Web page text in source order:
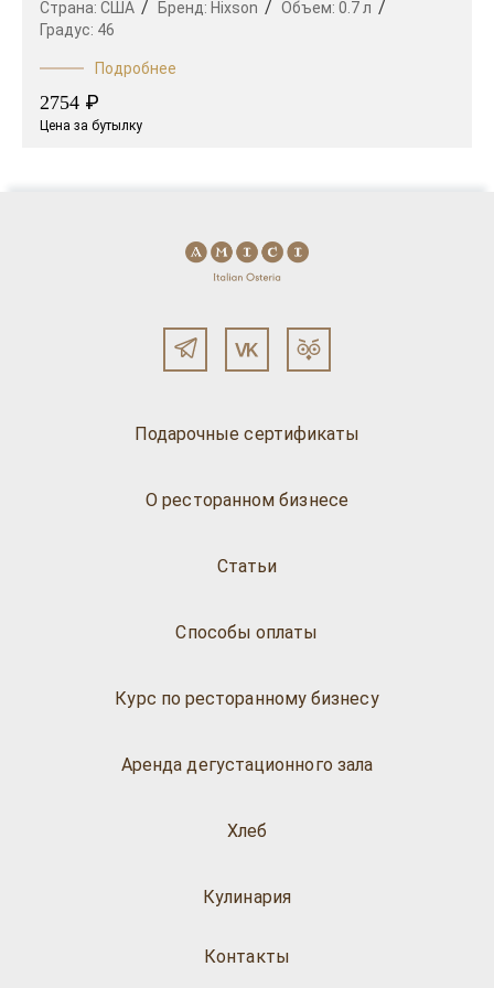
Страна: США Бренд: Hixson Объем: 0.7 л
Градус: 46
Подробнее
2754 ₽
Цена за бутылку
Подарочные сертификаты
О ресторанном бизнесе
Статьи
Способы оплаты
Курс по ресторанному бизнесу
Аренда дегустационного зала
Хлеб
Кулинария
Контакты